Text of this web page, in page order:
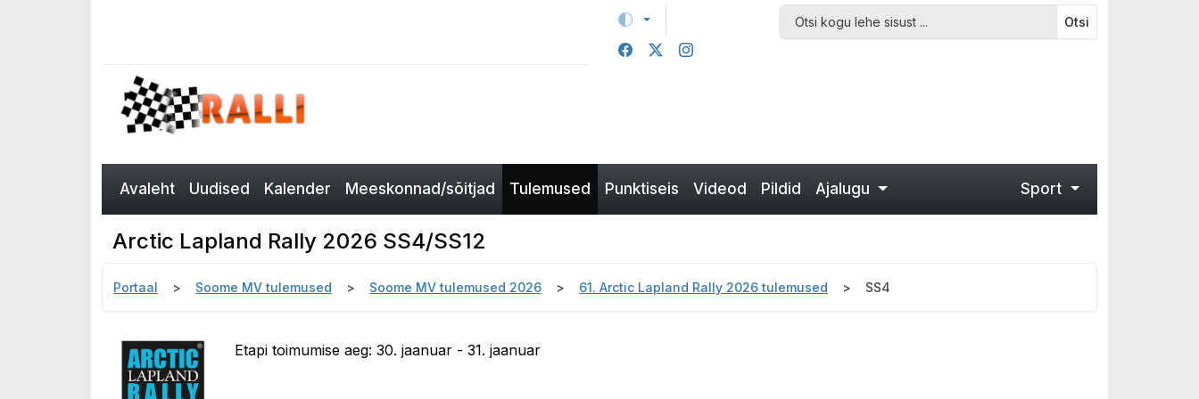
Otsi
Avaleht Uudised Kalender Meeskonnad/sõitjad Tulemused Punktiseis Videod Pildid Ajalugu Sport
Arctic Lapland Rally 2026 SS4/SS12
Portaal Soome MV tulemused Soome MV tulemused 2026 61. Arctic Lapland Rally 2026 tulemused SS4
Etapi toimumise aeg: 30. jaanuar - 31. jaanuar